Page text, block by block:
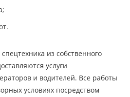
из собственного
услуги
и водителей. Все работы
условиях посредством